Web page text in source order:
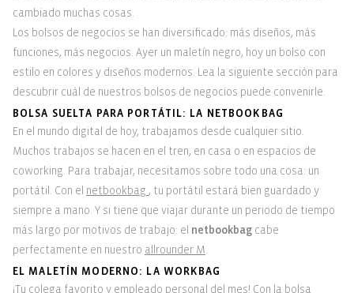
cambiado muchas cosas.
Los bolsos de negocios se han diversificado: más diseños, más
funciones, más negocios. Ayer un maletín negro, hoy un bolso con
estilo en colores y diseños modernos. Lea la siguiente sección para
descubrir cuál de nuestros bolsos de negocios puede convenirle.
BOLSA SUELTA PARA PORTÁTIL: LA NETBOOKBAG
En el mundo digital de hoy, trabajamos desde cualquier sitio.
Muchos trabajos se hacen en el tren, en casa o en espacios de
coworking. Para trabajar, necesitamos sobre todo una cosa: un
portátil. Con el netbookbag , tu portátil estará bien guardado y
siempre a mano. Y si tiene que viajar durante un periodo de tiempo
más largo por motivos de trabajo: el netbookbag cabe
perfectamente en nuestro allrounder M
EL MALETÍN MODERNO: LA WORKBAG
¡Tu colega favorito y empleado personal del mes! Con la bolsa